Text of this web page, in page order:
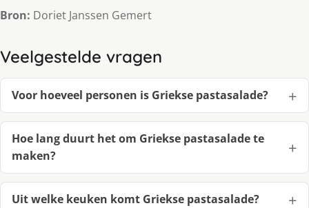
Bron: Doriet Janssen Gemert
Veelgestelde vragen
Voor hoeveel personen is Griekse pastasalade?
Hoe lang duurt het om Griekse pastasalade te
maken?
Uit welke keuken komt Griekse pastasalade?